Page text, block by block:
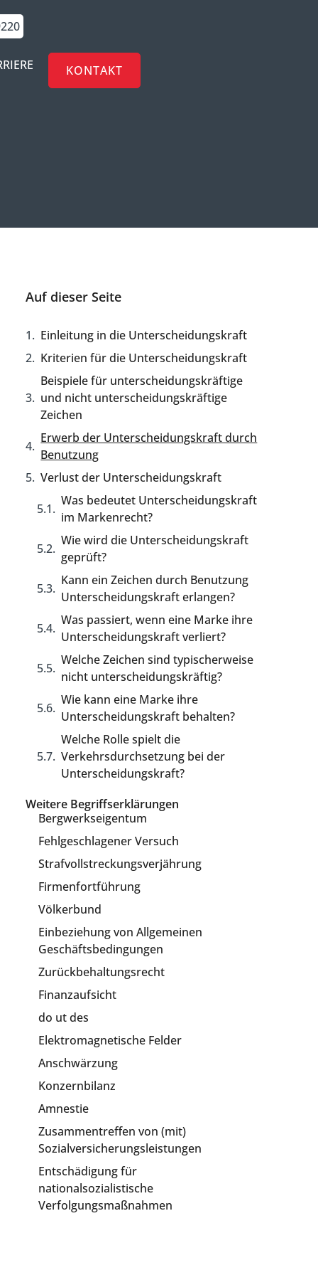
KONTAKT
Auf dieser Seite
Einleitung in die Unterscheidungskraft
Kriterien für die Unterscheidungskraft
Beispiele für unterscheidungskräftige
und nicht unterscheidungskräftige
Zeichen
Erwerb der Unterscheidungskraft durch
Benutzung
Verlust der Unterscheidungskraft
Was bedeutet Unterscheidungskraft
im Markenrecht?
Wie wird die Unterscheidungskraft
geprüft?
Kann ein Zeichen durch Benutzung
Unterscheidungskraft erlangen?
Was passiert, wenn eine Marke ihre
Unterscheidungskraft verliert?
Welche Zeichen sind typischerweise
nicht unterscheidungskräftig?
Wie kann eine Marke ihre
Unterscheidungskraft behalten?
Welche Rolle spielt die
Verkehrsdurchsetzung bei der
Unterscheidungskraft?
Weitere Begriffserklärungen
Bergwerkseigentum
Fehlgeschlagener Versuch
Strafvollstreckungsverjährung
Firmenfortführung
Völkerbund
Einbeziehung von Allgemeinen
Geschäftsbedingungen
Zurückbehaltungsrecht
Finanzaufsicht
do ut des
Elektromagnetische Felder
Anschwärzung
Konzernbilanz
Amnestie
Zusammentreffen von (mit)
Sozialversicherungsleistungen
Entschädigung für
nationalsozialistische
Verfolgungsmaßnahmen